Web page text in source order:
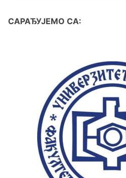
САРАЂУЈЕМО СА: